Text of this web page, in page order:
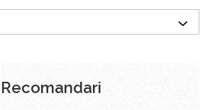
Recomandari